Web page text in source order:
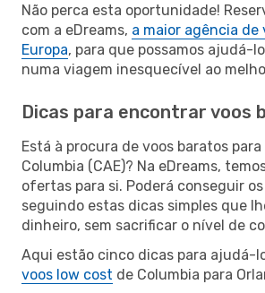
Não perca esta oportunidade!
com a eDreams, a maior agência de
Europa, para que possamos ajudá-
numa viagem inesquecível ao
Dicas para encontrar voos
Está à procura de voos baratos para
Columbia (CAE)? Na eDreams,
ofertas para si. Poderá conseguir
seguindo estas dicas simples que
dinheiro, sem sacrificar o nível de
Aqui estão cinco dicas para ajudá-
voos low cost de Columbia para